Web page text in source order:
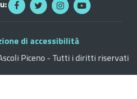
di accessibilità
Piceno - Tutti i diritti riservati